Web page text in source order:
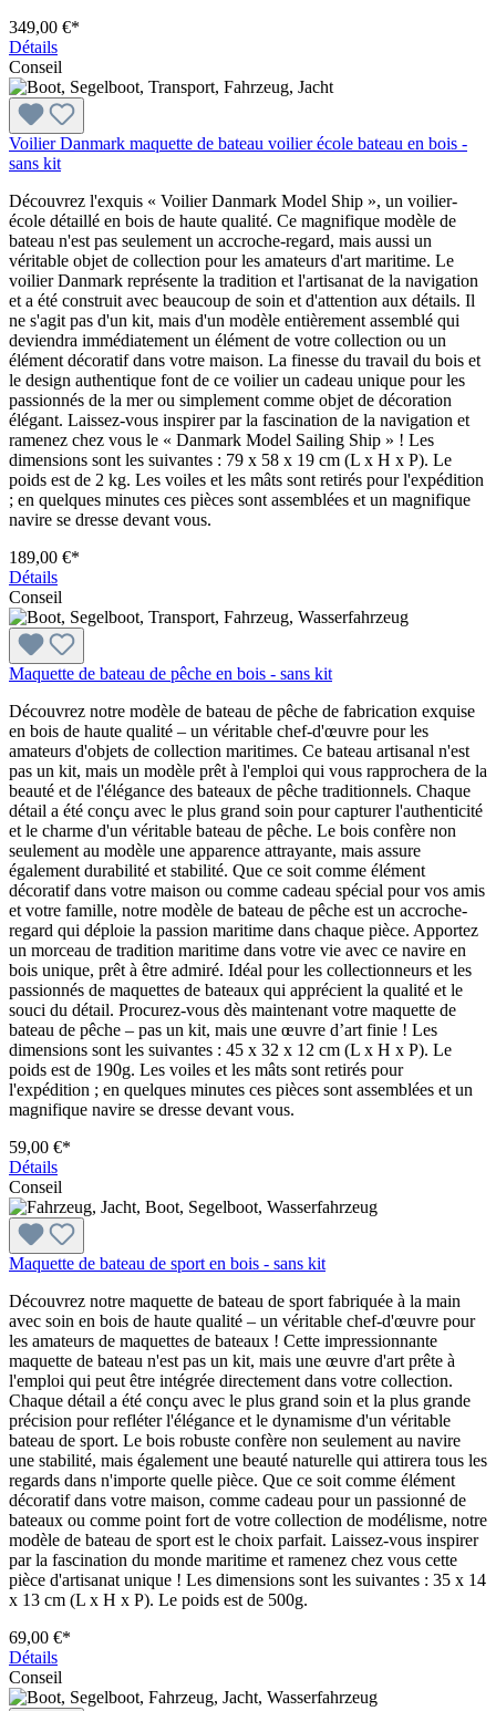
349,00 €*
Détails
Conseil
Voilier Danmark maquette de bateau voilier école bateau en bois -
sans kit
Découvrez l'exquis « Voilier Danmark Model Ship », un voilier-
école détaillé en bois de haute qualité. Ce magnifique modèle de
bateau n'est pas seulement un accroche-regard, mais aussi un
véritable objet de collection pour les amateurs d'art maritime. Le
voilier Danmark représente la tradition et l'artisanat de la navigation
et a été construit avec beaucoup de soin et d'attention aux détails. Il
ne s'agit pas d'un kit, mais d'un modèle entièrement assemblé qui
deviendra immédiatement un élément de votre collection ou un
élément décoratif dans votre maison. La finesse du travail du bois et
le design authentique font de ce voilier un cadeau unique pour les
passionnés de la mer ou simplement comme objet de décoration
élégant. Laissez-vous inspirer par la fascination de la navigation et
ramenez chez vous le « Danmark Model Sailing Ship » ! Les
dimensions sont les suivantes : 79 x 58 x 19 cm (L x H x P). Le
poids est de 2 kg. Les voiles et les mâts sont retirés pour l'expédition
; en quelques minutes ces pièces sont assemblées et un magnifique
navire se dresse devant vous.
189,00 €*
Détails
Conseil
Maquette de bateau de pêche en bois - sans kit
Découvrez notre modèle de bateau de pêche de fabrication exquise
en bois de haute qualité – un véritable chef-d'œuvre pour les
amateurs d'objets de collection maritimes. Ce bateau artisanal n'est
pas un kit, mais un modèle prêt à l'emploi qui vous rapprochera de la
beauté et de l'élégance des bateaux de pêche traditionnels. Chaque
détail a été conçu avec le plus grand soin pour capturer l'authenticité
et le charme d'un véritable bateau de pêche. Le bois confère non
seulement au modèle une apparence attrayante, mais assure
également durabilité et stabilité. Que ce soit comme élément
décoratif dans votre maison ou comme cadeau spécial pour vos amis
et votre famille, notre modèle de bateau de pêche est un accroche-
regard qui déploie la passion maritime dans chaque pièce. Apportez
un morceau de tradition maritime dans votre vie avec ce navire en
bois unique, prêt à être admiré. Idéal pour les collectionneurs et les
passionnés de maquettes de bateaux qui apprécient la qualité et le
souci du détail. Procurez-vous dès maintenant votre maquette de
bateau de pêche – pas un kit, mais une œuvre d’art finie ! Les
dimensions sont les suivantes : 45 x 32 x 12 cm (L x H x P). Le
poids est de 190g. Les voiles et les mâts sont retirés pour
l'expédition ; en quelques minutes ces pièces sont assemblées et un
magnifique navire se dresse devant vous.
59,00 €*
Détails
Conseil
Maquette de bateau de sport en bois - sans kit
Découvrez notre maquette de bateau de sport fabriquée à la main
avec soin en bois de haute qualité – un véritable chef-d'œuvre pour
les amateurs de maquettes de bateaux ! Cette impressionnante
maquette de bateau n'est pas un kit, mais une œuvre d'art prête à
l'emploi qui peut être intégrée directement dans votre collection.
Chaque détail a été conçu avec le plus grand soin et la plus grande
précision pour refléter l'élégance et le dynamisme d'un véritable
bateau de sport. Le bois robuste confère non seulement au navire
une stabilité, mais également une beauté naturelle qui attirera tous les
regards dans n'importe quelle pièce. Que ce soit comme élément
décoratif dans votre maison, comme cadeau pour un passionné de
bateaux ou comme point fort de votre collection de modélisme, notre
modèle de bateau de sport est le choix parfait. Laissez-vous inspirer
par la fascination du monde maritime et ramenez chez vous cette
pièce d'artisanat unique ! Les dimensions sont les suivantes : 35 x 14
x 13 cm (L x H x P). Le poids est de 500g.
69,00 €*
Détails
Conseil